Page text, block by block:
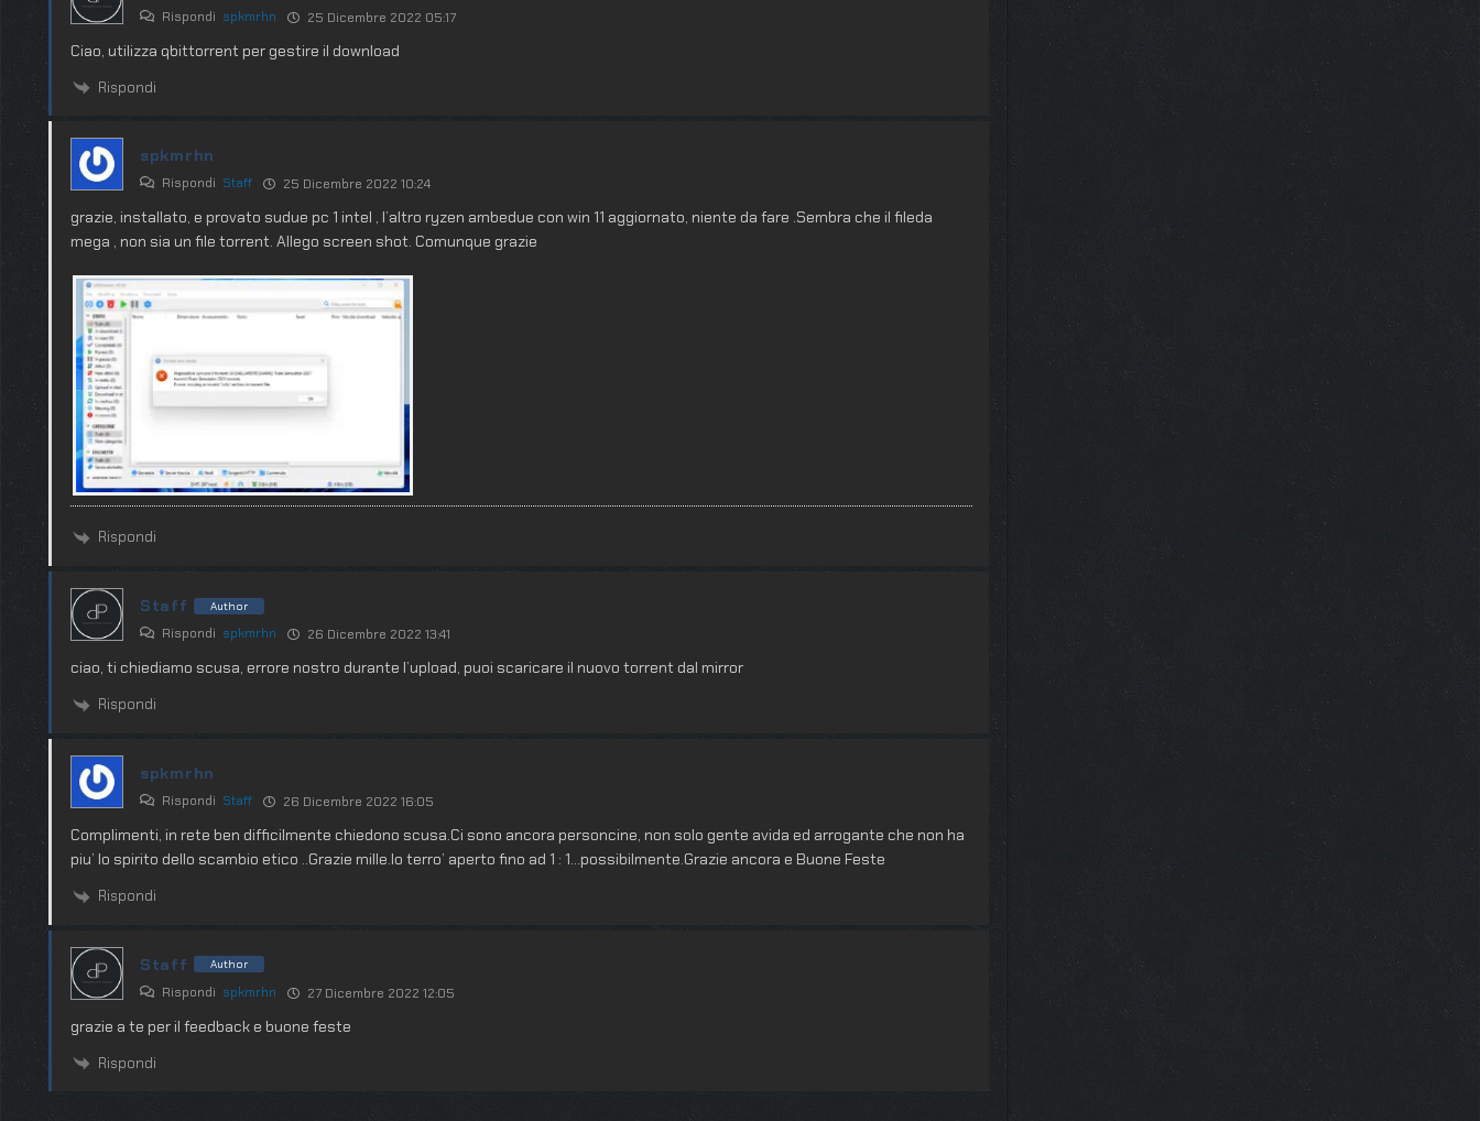
Rispondi spkmrhn 25 Dicembre 2022 05:17
Ciao, utilizza qbittorrent per gestire il download
Rispondi
spkmrhn
Rispondi Staff 25 Dicembre 2022 10:24
grazie, installato, e provato sudue pc 1 intel , l’altro ryzen ambedue con win 11 aggiornato, niente da fare .Sembra che il fileda
mega , non sia un file torrent. Allego screen shot. Comunque grazie
Rispondi
Staff Author
Rispondi spkmrhn 26 Dicembre 2022 13:41
ciao, ti chiediamo scusa, errore nostro durante l’upload, puoi scaricare il nuovo torrent dal mirror
Rispondi
spkmrhn
Rispondi Staff 26 Dicembre 2022 16:05
Complimenti, in rete ben difficilmente chiedono scusa.Ci sono ancora personcine, non solo gente avida ed arrogante che non ha
piu’ lo spirito dello scambio etico ..Grazie mille.Io terro’ aperto fino ad 1 : 1…possibilmente.Grazie ancora e Buone Feste
Rispondi
Staff Author
Rispondi spkmrhn 27 Dicembre 2022 12:05
grazie a te per il feedback e buone feste
Rispondi